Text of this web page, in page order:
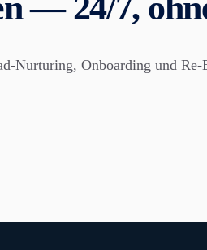
— 24/7,
Onboarding und Re-